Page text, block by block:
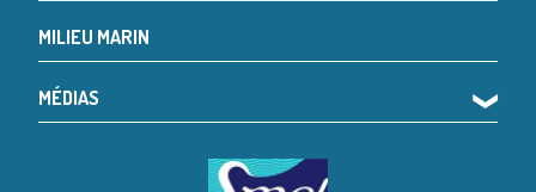
MILIEU MARIN
MÉDIAS ❯